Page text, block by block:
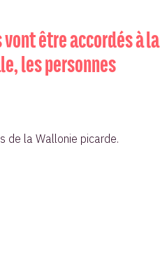
vont être accordés à la
les personnes
de la Wallonie picarde.